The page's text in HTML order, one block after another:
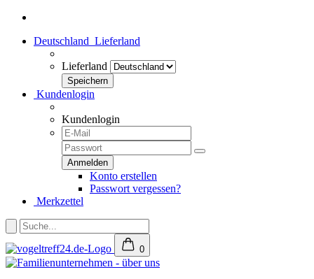
Deutschland Lieferland
Lieferland
Kundenlogin
Kundenlogin
Konto erstellen
Passwort vergessen?
Merkzettel
0